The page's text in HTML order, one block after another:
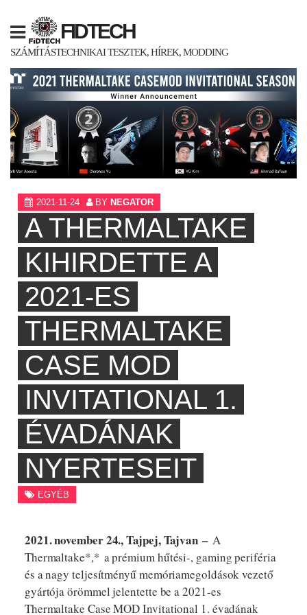
content
FIDTECH
SZÁMÍTÁSTECHNIKAI TESZTEK, HÍREK, MODDING
2021-11-24 BY NEGATOR
A THERMALTAKE
KIHIRDETTE A
2021-ES
THERMALTAKE
CASE MOD
INVITATIONAL 1.
ÉVADÁNAK
NYERTESEIT
EGYÉB
2021. november 24., Tajpej, Tajvan –A
Thermaltake*,* a prémium hűtési-, gaming periféria
és a nagy teljesítményű memóriamegoldások vezető
gyártója örömmel jelentette be a 2021-es
Thermaltake Case MOD Invitational 1. évadának